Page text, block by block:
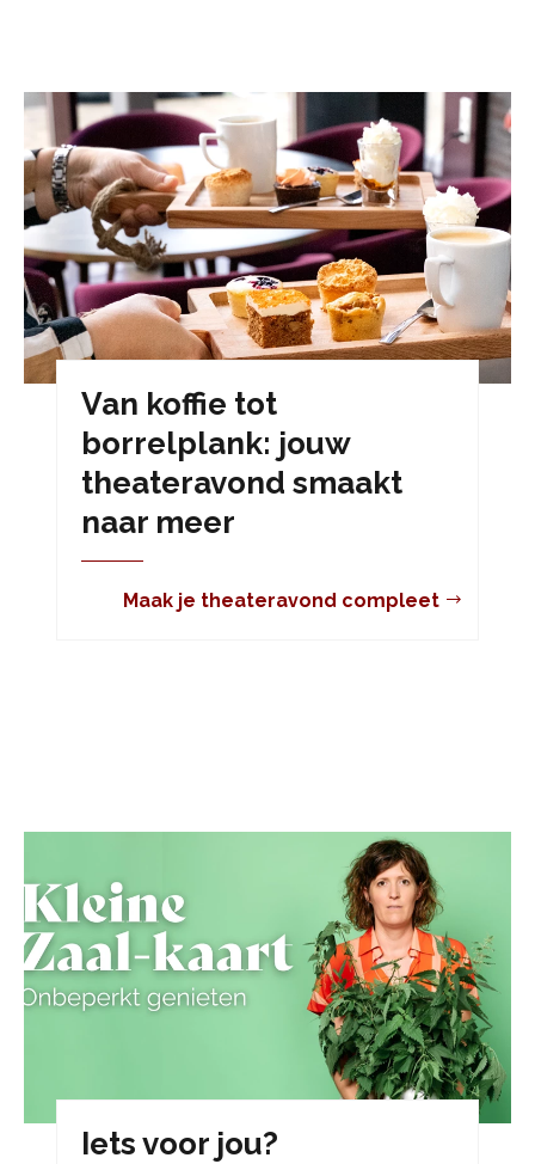
Van koffie tot
borrelplank: jouw
theateravond smaakt
naar meer
Maak je theateravond compleet
Iets voor jou?